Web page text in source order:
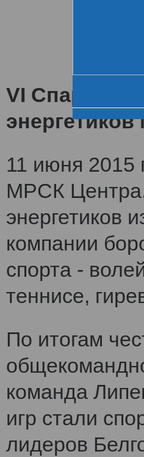
VI
11 июня 2015
МРСК Центра.
энергетиков
компании
спорта -
теннисе,
По итогам
команда
игр стали
лидеров